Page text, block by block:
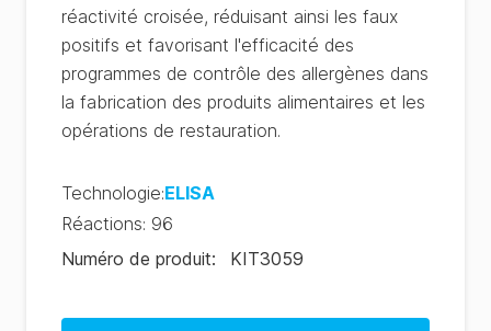
réactivité croisée, réduisant ainsi les faux
positifs et favorisant l'efficacité des
programmes de contrôle des allergènes dans
la fabrication des produits alimentaires et les
opérations de restauration.
Technologie:ELISA
Réactions: 96
Numéro de produit: KIT3059